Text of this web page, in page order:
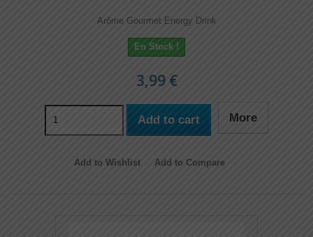
Arôme Gourmet Energy Drink
En Stock !
3,99 €
Add to cart More
Add to Wishlist Add to Compare